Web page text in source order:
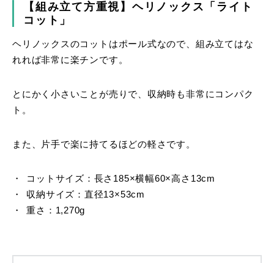
【組み立て方重視】ヘリノックス「ライト
コット」
ヘリノックスのコットはポール式なので、組み立てはな
れれば非常に楽チンです。
とにかく小さいことが売りで、収納時も非常にコンパク
ト。
また、片手で楽に持てるほどの軽さです。
コットサイズ：長さ185×横幅60×高さ13cm
収納サイズ：直径13×53cm
重さ：1,270g